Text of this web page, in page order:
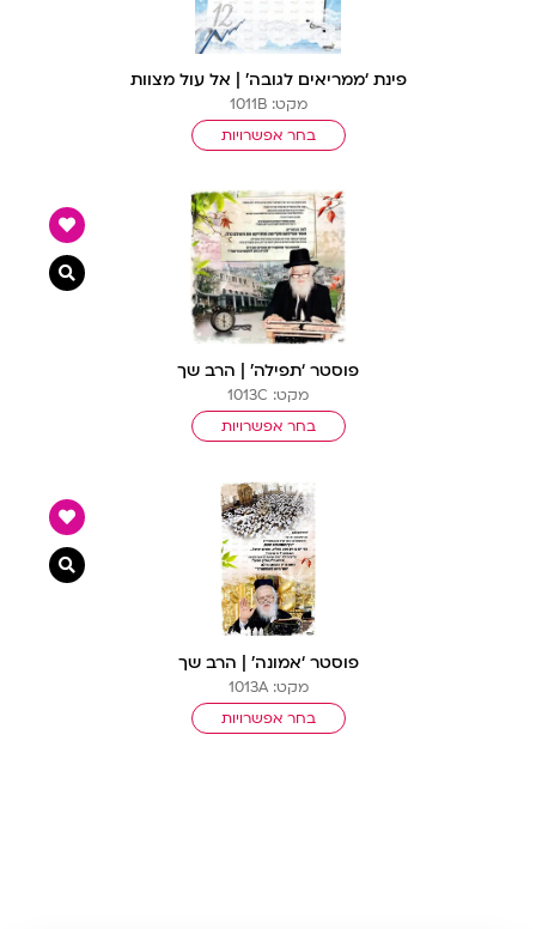
פינת ‘ממריאים לגובה’ | אל עול מצוות
מקט: 1011B
בחר אפשרויות
פוסטר ‘תפילה’ | הרב שך
מקט: 1013C
בחר אפשרויות
צפייה
פוסטר ‘אמונה’ | הרב שך
מקט: 1013A
בחר אפשרויות
צפייה